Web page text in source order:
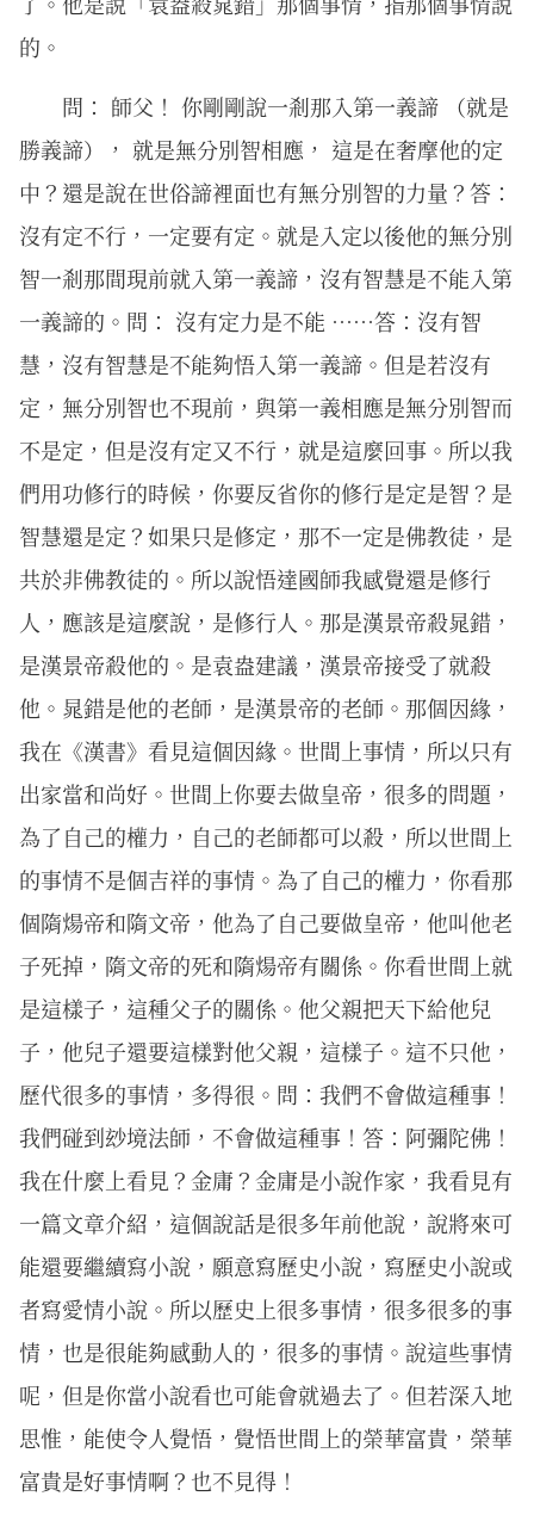
的。
問： 師父！ 你剛剛說一剎那入第一義諦 （就是
勝義諦）， 就是無分別智相應， 這是在奢摩他的定
中？還是說在世俗諦裡面也有無分別智的力量？答：
沒有定不行，一定要有定。就是入定以後他的無分別
智一剎那間現前就入第一義諦，沒有智慧是不能入第
一義諦的。問： 沒有定力是不能 ⋯⋯答：沒有智
慧，沒有智慧是不能夠悟入第一義諦。但是若沒有
定，無分別智也不現前，與第一義相應是無分別智而
不是定，但是沒有定又不行，就是這麼回事。所以我
們用功修行的時候，你要反省你的修行是定是智？是
智慧還是定？如果只是修定，那不一定是佛教徒，是
共於非佛教徒的。所以說悟達國師我感覺還是修行
人，應該是這麼說，是修行人。那是漢景帝殺晁錯，
是漢景帝殺他的。是袁盎建議，漢景帝接受了就殺
他。晁錯是他的老師，是漢景帝的老師。那個因緣，
我在《漢書》看見這個因緣。世間上事情，所以只有
出家當和尚好。世間上你要去做皇帝，很多的問題，
為了自己的權力，自己的老師都可以殺，所以世間上
的事情不是個吉祥的事情。為了自己的權力，你看那
個隋煬帝和隋文帝，他為了自己要做皇帝，他叫他老
子死掉，隋文帝的死和隋煬帝有關係。你看世間上就
是這樣子，這種父子的關係。他父親把天下給他兒
子，他兒子還要這樣對他父親，這樣子。這不只他，
歷代很多的事情，多得很。問：我們不會做這種事！
我們碰到玅境法師，不會做這種事！答：阿彌陀佛！
我在什麼上看見？金庸？金庸是小說作家，我看見有
一篇文章介紹，這個說話是很多年前他說，說將來可
能還要繼續寫小說，願意寫歷史小說，寫歷史小說或
者寫愛情小說。所以歷史上很多事情，很多很多的事
情，也是很能夠感動人的，很多的事情。說這些事情
呢，但是你當小說看也可能會就過去了。但若深入地
思惟，能使令人覺悟，覺悟世間上的榮華富貴，榮華
富貴是好事情啊？也不見得！